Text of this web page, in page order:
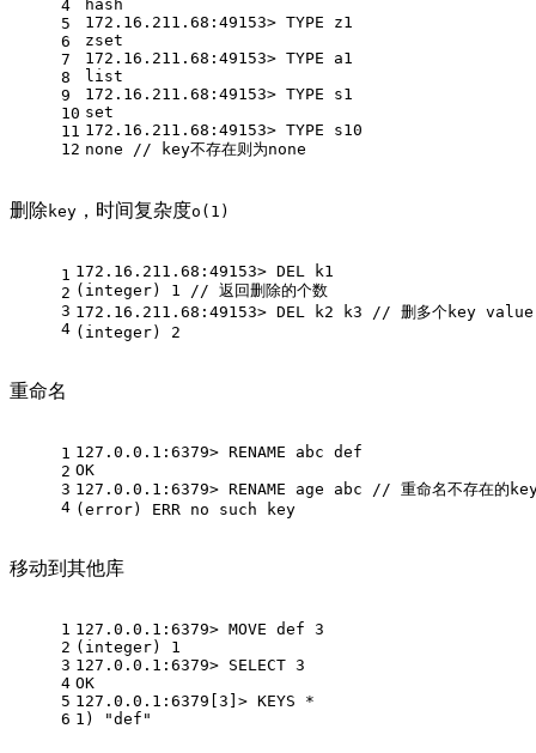
4
5
6
7
8
9
10
11
12
hash
172.16.211.68:49153> TYPE z1
zset
172.16.211.68:49153> TYPE a1
list
172.16.211.68:49153> TYPE s1
set
172.16.211.68:49153> TYPE s10
none // key不存在则为none
删除 key ，时间复杂度o(1)
1
2
3
4
172.16.211.68:49153> DEL k1
(integer) 1 // 返回删除的个数
172.16.211.68:49153> DEL k2 k3 // 删多个key value
(integer) 2
重命名
1
2
3
4
127.0.0.1:6379> RENAME abc def
OK
127.0.0.1:6379> RENAME age abc // 重命名不存在的key
(error) ERR no such key
移动到其他库
1
2
3
4
5
6
127.0.0.1:6379> MOVE def 3
(integer) 1
127.0.0.1:6379> SELECT 3
OK
127.0.0.1:6379[3]> KEYS *
1) "def"